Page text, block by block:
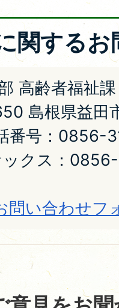
関する
高齢者福祉
島根県益田
番号：0856-
ックス：
問い合わせフ